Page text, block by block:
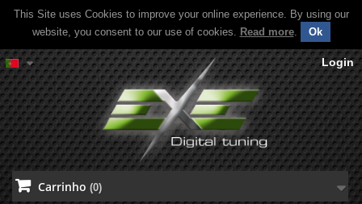
This Site uses Cookies to improve your online experience. By using our
website, you consent to our use of cookies. Read more. Ok
Login
Carrinho (0)